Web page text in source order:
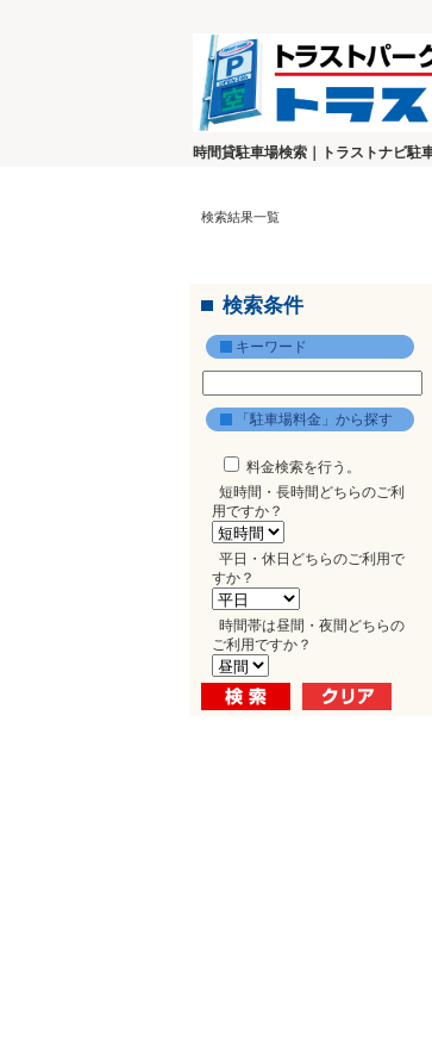
時間貸駐車場検索｜トラストナビ駐
検索結果一覧
検索条件
キーワード
「駐車場料金」から探す
料金検索を行う。
短時間・長時間どちらのご利
用ですか？
平日・休日どちらのご利用で
すか？
時間帯は昼間・夜間どちらの
ご利用ですか？